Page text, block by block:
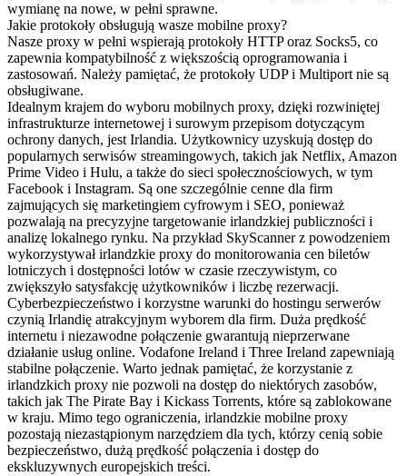
wymianę na nowe, w pełni sprawne.
Jakie protokoły obsługują wasze mobilne proxy?
Nasze proxy w pełni wspierają protokoły HTTP oraz Socks5, co
zapewnia kompatybilność z większością oprogramowania i
zastosowań. Należy pamiętać, że protokoły UDP i Multiport nie są
obsługiwane.
Idealnym krajem do wyboru mobilnych proxy, dzięki rozwiniętej
infrastrukturze internetowej i surowym przepisom dotyczącym
ochrony danych, jest Irlandia. Użytkownicy uzyskują dostęp do
popularnych serwisów streamingowych, takich jak Netflix, Amazon
Prime Video i Hulu, a także do sieci społecznościowych, w tym
Facebook i Instagram. Są one szczególnie cenne dla firm
zajmujących się marketingiem cyfrowym i SEO, ponieważ
pozwalają na precyzyjne targetowanie irlandzkiej publiczności i
analizę lokalnego rynku. Na przykład SkyScanner z powodzeniem
wykorzystywał irlandzkie proxy do monitorowania cen biletów
lotniczych i dostępności lotów w czasie rzeczywistym, co
zwiększyło satysfakcję użytkowników i liczbę rezerwacji.
Cyberbezpieczeństwo i korzystne warunki do hostingu serwerów
czynią Irlandię atrakcyjnym wyborem dla firm. Duża prędkość
internetu i niezawodne połączenie gwarantują nieprzerwane
działanie usług online. Vodafone Ireland i Three Ireland zapewniają
stabilne połączenie. Warto jednak pamiętać, że korzystanie z
irlandzkich proxy nie pozwoli na dostęp do niektórych zasobów,
takich jak The Pirate Bay i Kickass Torrents, które są zablokowane
w kraju. Mimo tego ograniczenia, irlandzkie mobilne proxy
pozostają niezastąpionym narzędziem dla tych, którzy cenią sobie
bezpieczeństwo, dużą prędkość połączenia i dostęp do
ekskluzywnych europejskich treści.